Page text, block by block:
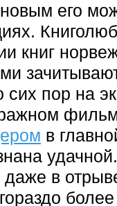
его
книг
пор на
в
в